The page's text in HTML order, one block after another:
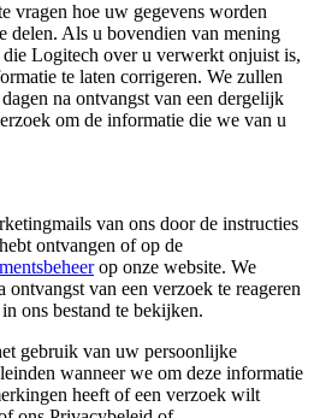
vragen hoe uw gegevens worden
delen. Als u bovendien van mening
Logitech over u verwerkt onjuist is,
te laten corrigeren. We zullen
na ontvangst van een dergelijk
om de informatie die we van u
van ons door de instructies
ontvangen of op de
op onze website. We
ontvangst van een verzoek te reageren
ons bestand te bekijken.
gebruik van uw persoonlijke
wanneer we om deze informatie
heeft of een verzoek wilt